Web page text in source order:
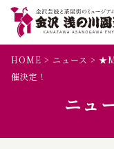
HOME > ニュース >
催決定！
ニュ